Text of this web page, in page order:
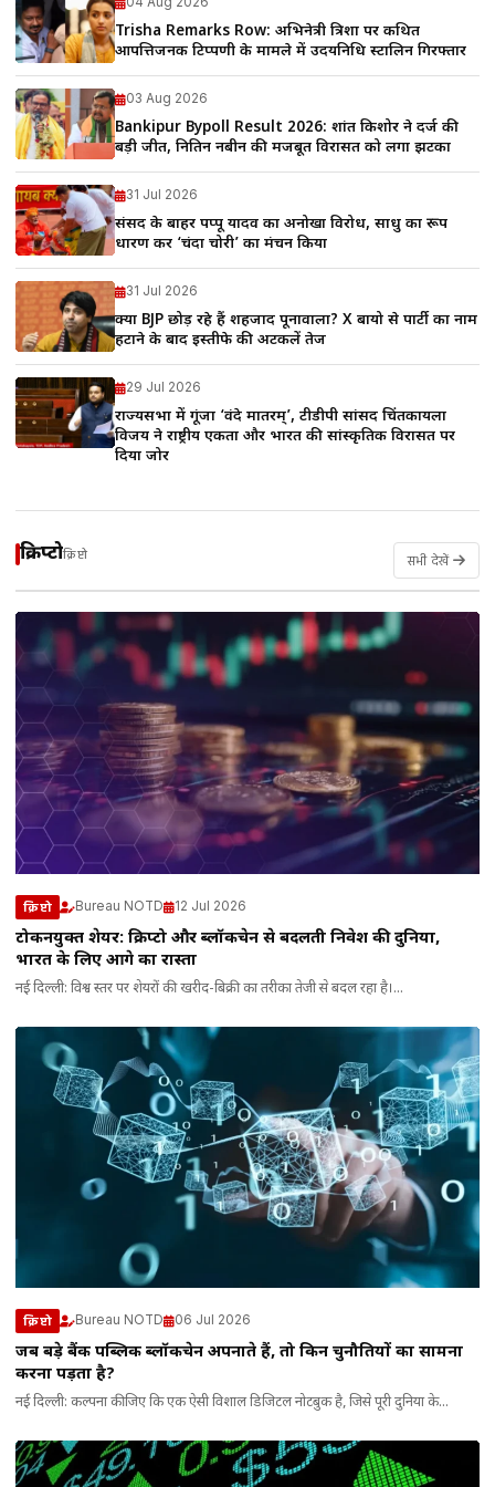
Trisha Remarks Row: अभिनेत्री त्रिशा पर कथित
आपत्तिजनक टिप्पणी के मामले में उदयनिधि स्टालिन गिरफ्तार
03 Aug 2026
Bankipur Bypoll Result 2026: प्रशांत किशोर ने दर्ज की
बड़ी जीत, नितिन नबीन की मजबूत विरासत को लगा झटका
31 Jul 2026
संसद के बाहर पप्पू यादव का अनोखा विरोध, साधु का रूप
धारण कर ‘चंदा चोरी’ का मंचन किया
31 Jul 2026
क्या BJP छोड़ रहे हैं शहजाद पूनावाला? X बायो से पार्टी का नाम
हटाने के बाद इस्तीफे की अटकलें तेज
29 Jul 2026
राज्यसभा में गूंजा ‘वंदे मातरम्’, टीडीपी सांसद चिंतकायला
विजय ने राष्ट्रीय एकता और भारत की सांस्कृतिक विरासत पर
दिया जोर
क्रिप्टोक्रिप्टो सभी देखें
क्रिप्टो Bureau NOTD 12 Jul 2026
टोकनयुक्त शेयर: क्रिप्टो और ब्लॉकचेन से बदलती निवेश की दुनिया,
भारत के लिए आगे का रास्ता
नई दिल्ली: विश्व स्तर पर शेयरों की खरीद-बिक्री का तरीका तेजी से बदल रहा है।...
क्रिप्टो Bureau NOTD 06 Jul 2026
जब बड़े बैंक पब्लिक ब्लॉकचेन अपनाते हैं, तो किन चुनौतियों का सामना
करना पड़ता है?
नई दिल्ली: कल्पना कीजिए कि एक ऐसी विशाल डिजिटल नोटबुक है, जिसे पूरी दुनिया के...